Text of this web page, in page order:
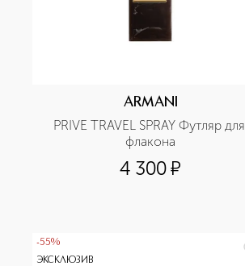
ARMANI
PRIVE TRAVEL SPRAY Футляр для
флакона
4 300¤
-55%
ЭКСКЛЮЗИВ